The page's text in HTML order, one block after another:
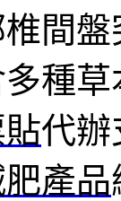
間
種
代辦
產品